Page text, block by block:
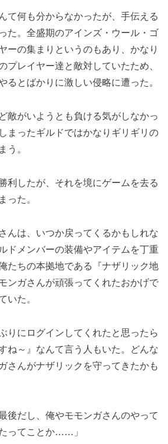
て何も分からなかったが、手伝える
た。全盛期のアインズ・ウール・ゴ
ーの集まりというのもあり、かなり
プレイヤー達と敵対していたため、
るとばかりに激しい侵略に遭った。
敵がいようとも負ける気がしなかっ
まったギルドではかなりギリギリの
う。
利したが、それを境にゲームを去る
った。
んは、いつか戻ってくるかもしれな
ドメンバーの装備やアイテムを丁重
たちの本拠地である『ナザリック地
ンガさんが頑張ってくれたおかげで
いた。
りにログインしてくれたと思ったら
ね～』なんて言う人もいた。どんな
さんがナザリックを守ってきたかも
後だし、俺やモモンガさんのやって
ってことか……」